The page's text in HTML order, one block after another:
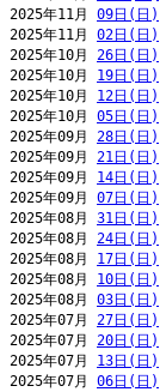
2025年11月 09日(日)
2025年11月 02日(日)
2025年10月 26日(日)
2025年10月 19日(日)
2025年10月 12日(日)
2025年10月 05日(日)
2025年09月 28日(日)
2025年09月 21日(日)
2025年09月 14日(日)
2025年09月 07日(日)
2025年08月 31日(日)
2025年08月 24日(日)
2025年08月 17日(日)
2025年08月 10日(日)
2025年08月 03日(日)
2025年07月 27日(日)
2025年07月 20日(日)
2025年07月 13日(日)
2025年07月 06日(日)